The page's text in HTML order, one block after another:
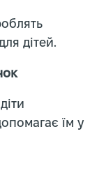
дітей.
їм у